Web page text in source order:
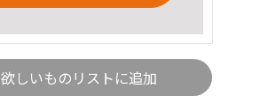
欲しいものリストに追加